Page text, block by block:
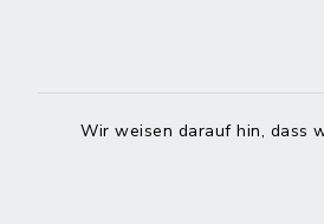
Wir weisen darauf hin, dass